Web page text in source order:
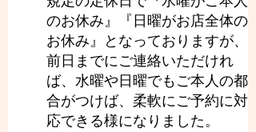
のお休み』『日曜がお店全体の
お休み』となっておりますが、
前日までにご連絡いただけれ
ば、水曜や日曜でもご本人の都
合がつけば、柔軟にご予約に対
応できる様になりました。